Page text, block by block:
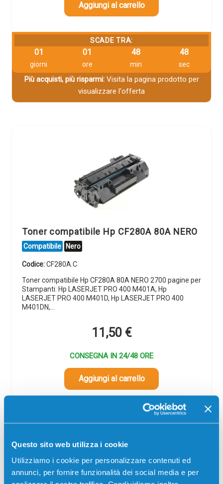
Questo sito web utilizza i cookie
Utilizziamo i cookie per personalizzare contenuti ed
annunci, per fornire funzionalità dei social media e per
Aggiungi al carrello
SCADE TRA:
01
giorni
01
ore
48
min
47
sec
Più acquisti, più risparmi:Visita la pagina prodotto per
visualizzare l'offerta
Toner compatibile Hp CF280A 80A NERO
Compatibile Nero
Codice:CF280A.C
Toner compatibile Hp CF280A 80A NERO 2700 pagine per
Stampanti: Hp LASERJET PRO 400 M401A, Hp
LASERJET PRO 400 M401D, Hp LASERJET PRO 400
M401DN,…
11,50 €
CONSEGNA IN 24/48 ORE
Aggiungi al carrello
01 01 53 47
visualizzare l'offerta